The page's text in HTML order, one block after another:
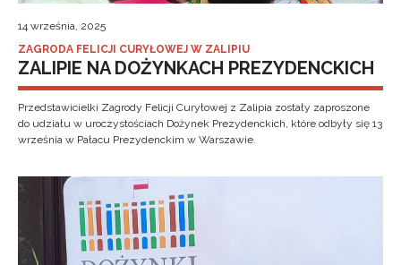
14 września, 2025
ZAGRODA FELICJI CURYŁOWEJ W ZALIPIU
ZALIPIE NA DOŻYNKACH PREZYDENCKICH
Przedstawicielki Zagrody Felicji Curyłowej z Zalipia zostały zaproszone
do udziału w uroczystościach Dożynek Prezydenckich, które odbyły się 13
września w Pałacu Prezydenckim w Warszawie.